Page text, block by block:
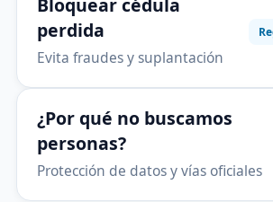
Bloquear cédula
perdida
Evita fraudes y suplantación
¿Por qué no buscamos
personas?
Protección de datos y vías oficiales